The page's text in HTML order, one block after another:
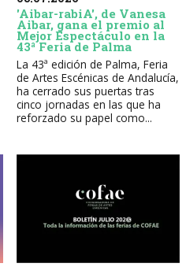
'Aibar-rabiA', de Vanesa
Aibar, gana el premio al
Mejor Espectáculo en la
43ª Feria de Palma
La 43ª edición de Palma, Feria
de Artes Escénicas de Andalucía,
ha cerrado sus puertas tras
cinco jornadas en las que ha
reforzado su papel como...